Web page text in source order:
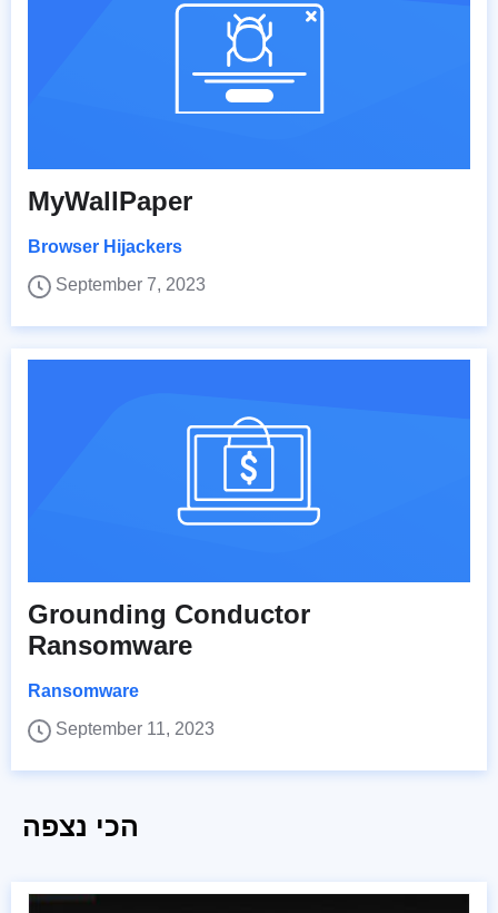
MyWallPaper
Browser Hijackers
September 7, 2023
Grounding Conductor
Ransomware
Ransomware
September 11, 2023
הכי נצפה